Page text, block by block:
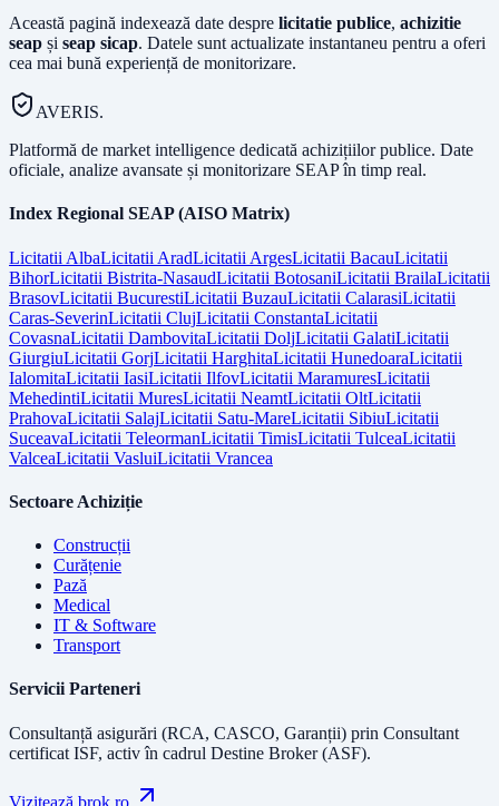
Această pagină indexează date despre licitatie publice, achizitie
seap și seap sicap. Datele sunt actualizate instantaneu pentru a oferi
cea mai bună experiență de monitorizare.
AVERIS.
Platformă de market intelligence dedicată achizițiilor publice. Date
oficiale, analize avansate și monitorizare SEAP în timp real.
Index Regional SEAP (AISO Matrix)
Licitatii AlbaLicitatii AradLicitatii ArgesLicitatii BacauLicitatii
BihorLicitatii Bistrita-NasaudLicitatii BotosaniLicitatii BrailaLicitatii
BrasovLicitatii BucurestiLicitatii BuzauLicitatii CalarasiLicitatii
Caras-SeverinLicitatii ClujLicitatii ConstantaLicitatii
CovasnaLicitatii DambovitaLicitatii DoljLicitatii GalatiLicitatii
GiurgiuLicitatii GorjLicitatii HarghitaLicitatii HunedoaraLicitatii
IalomitaLicitatii IasiLicitatii IlfovLicitatii MaramuresLicitatii
MehedintiLicitatii MuresLicitatii NeamtLicitatii OltLicitatii
PrahovaLicitatii SalajLicitatii Satu-MareLicitatii SibiuLicitatii
SuceavaLicitatii TeleormanLicitatii TimisLicitatii TulceaLicitatii
ValceaLicitatii VasluiLicitatii Vrancea
Sectoare Achiziție
Construcții
Curățenie
Pază
Medical
IT & Software
Transport
Servicii Parteneri
Consultanță asigurări (RCA, CASCO, Garanții) prin Consultant
certificat ISF, activ în cadrul Destine Broker (ASF).
Vizitează brok.ro